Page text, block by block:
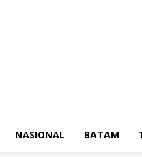
NASIONAL BATAM